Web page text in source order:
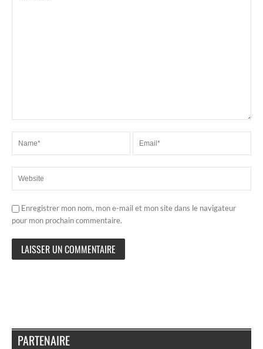
Enregistrer mon nom, mon e-mail et mon site dans le navigateur
pour mon prochain commentaire.
PARTENAIRE